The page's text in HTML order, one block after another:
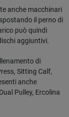
anche macchinari
il perno di
può quindi
aggiuntivi.
di
Sitting Calf,
anche
Pulley, Ercolina